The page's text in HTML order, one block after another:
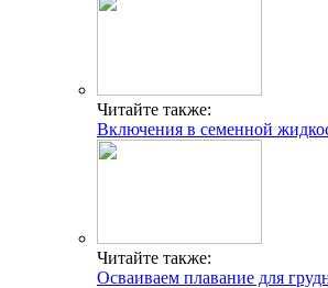
Читайте также:
Включения в семенной
Читайте также:
Осваиваем плавание для